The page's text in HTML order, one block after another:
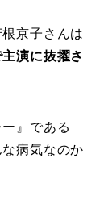
京子さんは
演に抜擢さ
』である
病気なのか